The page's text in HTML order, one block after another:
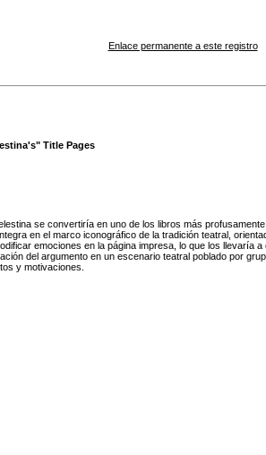
Enlace permanente a este registro
Title Pages
se convertiría en uno de los libros más
en el marco iconográfico de la tradición teatral,
emociones en la página impresa, lo que los
del argumento en un escenario teatral poblado por
y motivaciones.